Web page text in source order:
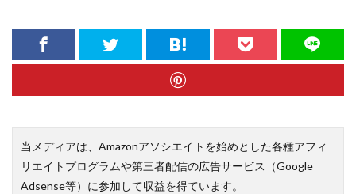
当メディアは、Amazonアソシエイトを始めとした各種アフィ
リエイトプログラムや第三者配信の広告サービス（Google
Adsense等）に参加して収益を得ています。